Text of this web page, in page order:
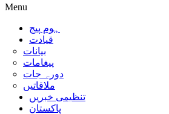
Menu
ہوم پیج
قیادت
بیانات
پیغامات
دورہ جات
ملاقاتیں
تنظیمی خبریں
پاکستان